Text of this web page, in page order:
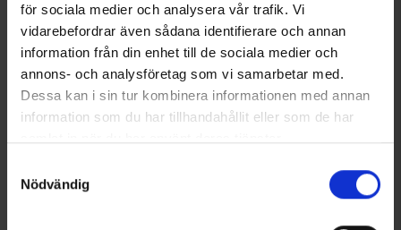
för sociala medier och analysera vår trafik. Vi
vidarebefordrar även sådana identifierare och annan
information från din enhet till de sociala medier och
annons- och analysföretag som vi samarbetar med.
Dessa kan i sin tur kombinera informationen med annan
information som du har tillhandahållit eller som de har
Nödvändig
Sie benötigen vielleicht auch